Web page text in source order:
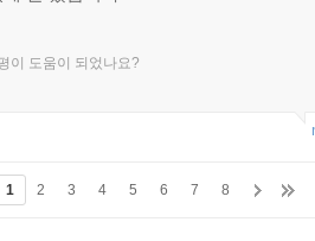
이 도움이 되었나요?
1 2 3 4 5 6 7 8